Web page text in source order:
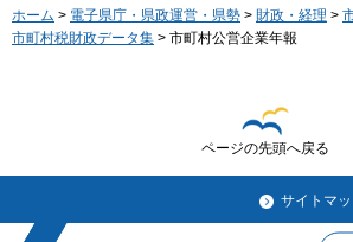
ホーム > 電子県庁・県政運営・県勢 > 財政・経理 >
市町村税財政データ集 > 市町村公営企業年報
ページの先頭へ戻る
サイトマ